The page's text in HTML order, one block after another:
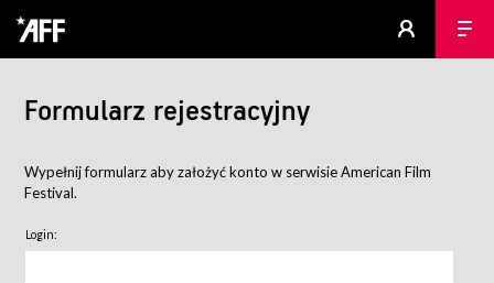
Formularz rejestracyjny
Wypełnij formularz aby założyć konto w serwisie American Film
Festival.
Login: